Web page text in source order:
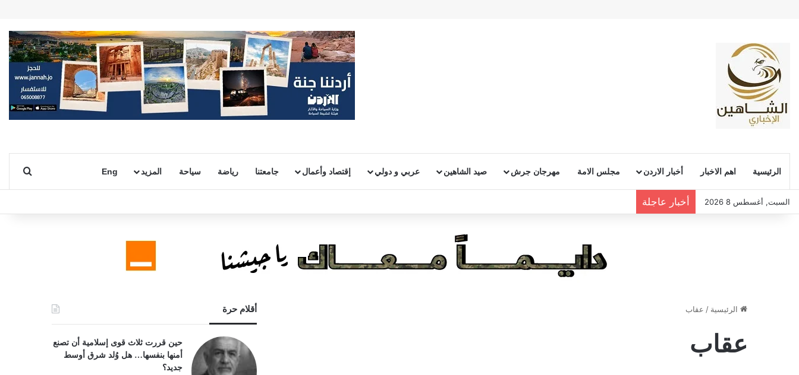
الرئيسية اهم الاخبار أخبار الاردن مجلس الامة مهرجان جرش صيد الشاهين عربي و دولي إقتصاد وأعمال جامعتنا رياضة سياحة المزيد Eng
السبت, أغسطس 8 2026 أخبار عاجلة
الرئيسية / عقاب
عقاب
أقلام حرة
حين قررت ثلاث قوى إسلامية أن تصنع
أمنها بنفسها… هل وُلد شرق أوسط
جديد؟